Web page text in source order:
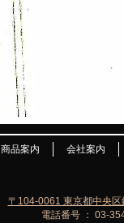
商品案内 会社案内
〒104-0061 東京都中央区
電話番号 ： 03-